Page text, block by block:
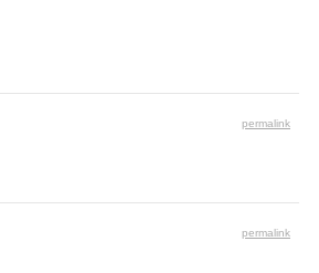
permalink
permalink